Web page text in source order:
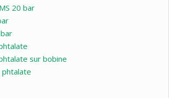
20 bar
sur bobine
phtalate